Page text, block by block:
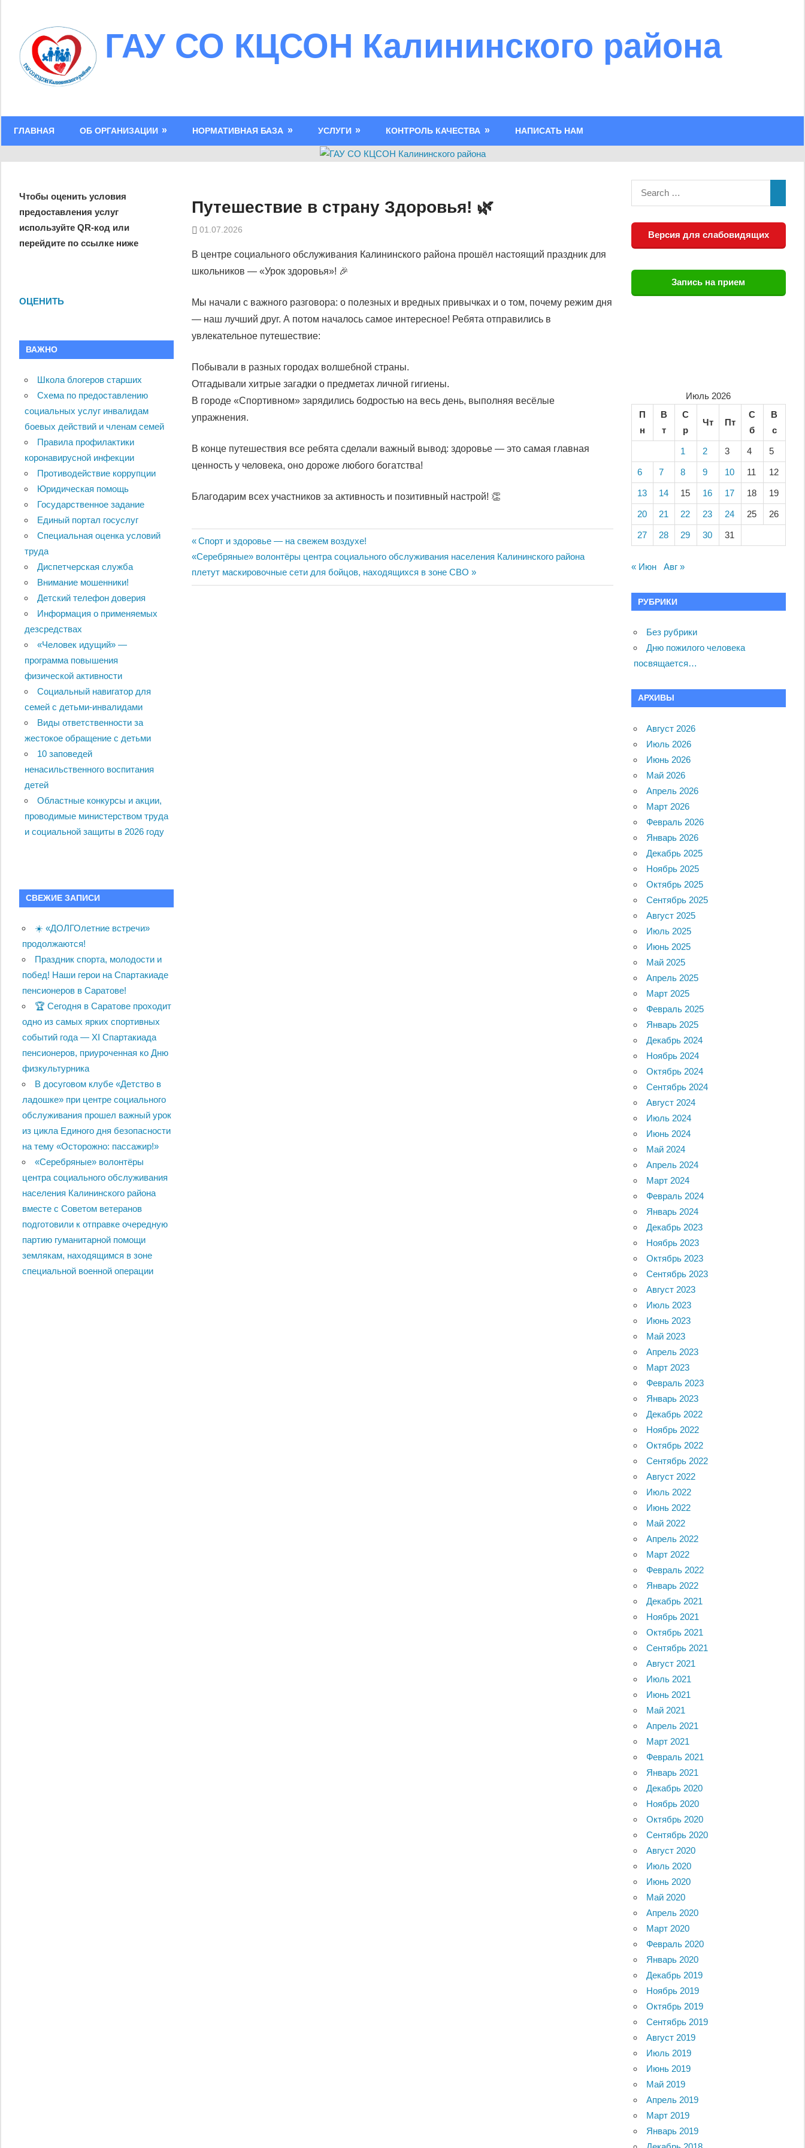
content
ГАУ СО КЦСОН Калининского района
ГЛАВНАЯ ОБ ОРГАНИЗАЦИИ НОРМАТИВНАЯ БАЗА УСЛУГИ КОНТРОЛЬ КАЧЕСТВА НАПИСАТЬ НАМ
Путешествие в страну Здоровья! 🌿
01.07.2026
В центре социального обслуживания Калининского района прошёл настоящий праздник для
школьников — «Урок здоровья»! 🎉
Мы начали с важного разговора: о полезных и вредных привычках и о том, почему режим дня
— наш лучший друг. А потом началось самое интересное! Ребята отправились в
увлекательное путешествие:
Побывали в разных городах волшебной страны.
Отгадывали хитрые загадки о предметах личной гигиены.
В городе «Спортивном» зарядились бодростью на весь день, выполняя весёлые
упражнения.
В конце путешествия все ребята сделали важный вывод: здоровье — это самая главная
ценность у человека, оно дороже любого богатства!
Благодарим всех участников за активность и позитивный настрой! 👏
Навигация
по
записям
Previous
Post:
Спорт и здоровье — на свежем воздухе!
Next
Post:
«Серебряные» волонтёры центра социального обслуживания населения Калининского района
плетут маскировочные сети для бойцов, находящихся в зоне СВО
Чтобы оценить условия
предоставления услуг
используйте QR-код или
перейдите по ссылке ниже
ОЦЕНИТЬ
ВАЖНО
Школа блогеров старших
Схема по предоставлению
социальных услуг инвалидам
боевых действий и членам семей
Правила профилактики
коронавирусной инфекции
Противодействие коррупции
Юридическая помощь
Государственное задание
Единый портал госуслуг
Специальная оценка условий
труда
Диспетчерская служба
Внимание мошенники!
Детский телефон доверия
Информация о применяемых
дезсредствах
«Человек идущий» —
программа повышения
физической активности
Социальный навигатор для
семей с детьми-инвалидами
Виды ответственности за
жестокое обращение с детьми
10 заповедей
ненасильственного воспитания
детей
Областные конкурсы и акции,
проводимые министерством труда
и социальной защиты в 2026 году
СВЕЖИЕ ЗАПИСИ
☀️ «ДОЛГОлетние встречи»
продолжаются!
Праздник спорта, молодости и
побед! Наши герои на Спартакиаде
пенсионеров в Саратове!
🏆 Сегодня в Саратове проходит
одно из самых ярких спортивных
событий года — XI Спартакиада
пенсионеров, приуроченная ко Дню
физкультурника
В досуговом клубе «Детство в
ладошке» при центре социального
обслуживания прошел важный урок
из цикла Единого дня безопасности
на тему «Осторожно: пассажир!»
«Серебряные» волонтёры
центра социального обслуживания
населения Калининского района
вместе с Советом ветеранов
подготовили к отправке очередную
партию гуманитарной помощи
землякам, находящимся в зоне
специальной военной операции
Версия для слабовидящих
Запись на прием
Июль 2026
П
н
В
т
С
р
Чт Пт
С
б
В
с
1 2 3 4 5
6 7 8 9 10 11 12
13 14 15 16 17 18 19
20 21 22 23 24 25 26
27 28 29 30 31
« Июн Авг »
РУБРИКИ
Без рубрики
Дню пожилого человека
посвящается…
АРХИВЫ
Август 2026
Июль 2026
Июнь 2026
Май 2026
Апрель 2026
Март 2026
Февраль 2026
Январь 2026
Декабрь 2025
Ноябрь 2025
Октябрь 2025
Сентябрь 2025
Август 2025
Июль 2025
Июнь 2025
Май 2025
Апрель 2025
Март 2025
Февраль 2025
Январь 2025
Декабрь 2024
Ноябрь 2024
Октябрь 2024
Сентябрь 2024
Август 2024
Июль 2024
Июнь 2024
Май 2024
Апрель 2024
Март 2024
Февраль 2024
Январь 2024
Декабрь 2023
Ноябрь 2023
Октябрь 2023
Сентябрь 2023
Август 2023
Июль 2023
Июнь 2023
Май 2023
Апрель 2023
Март 2023
Февраль 2023
Январь 2023
Декабрь 2022
Ноябрь 2022
Октябрь 2022
Сентябрь 2022
Август 2022
Июль 2022
Июнь 2022
Май 2022
Апрель 2022
Март 2022
Февраль 2022
Январь 2022
Декабрь 2021
Ноябрь 2021
Октябрь 2021
Сентябрь 2021
Август 2021
Июль 2021
Июнь 2021
Май 2021
Апрель 2021
Март 2021
Февраль 2021
Январь 2021
Декабрь 2020
Ноябрь 2020
Октябрь 2020
Сентябрь 2020
Август 2020
Июль 2020
Июнь 2020
Май 2020
Апрель 2020
Март 2020
Февраль 2020
Январь 2020
Декабрь 2019
Ноябрь 2019
Октябрь 2019
Сентябрь 2019
Август 2019
Июль 2019
Июнь 2019
Май 2019
Апрель 2019
Март 2019
Январь 2019